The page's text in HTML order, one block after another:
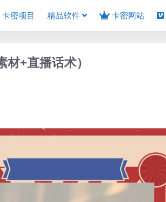
卡密项目 精品软件 卡密网站
+直播话术）